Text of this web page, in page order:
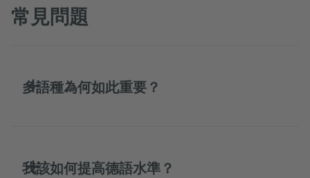
常見問題
多語種為何如此重要？
我該如何提高德語水準？